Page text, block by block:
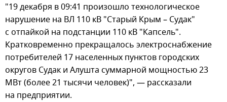
"19 декабря в 09:41 произошло технологическое
нарушение на ВЛ 110 кВ "Старый Крым – Судак"
с отпайкой на подстанции 110 кВ "Капсель".
Кратковременно прекращалось электроснабжение
потребителей 17 населенных пунктов городских
округов Судак и Алушта суммарной мощностью 23
МВт (более 21 тысячи человек)", — рассказали
на предприятии.